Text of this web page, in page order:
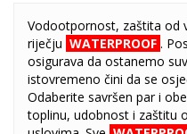
Vodootpornost, zaštita od
riječju WATERPROOF .
osigurava da ostanemo
istovremeno čini da se
Odaberite savršen par i
toplinu, udobnost i zaštitu